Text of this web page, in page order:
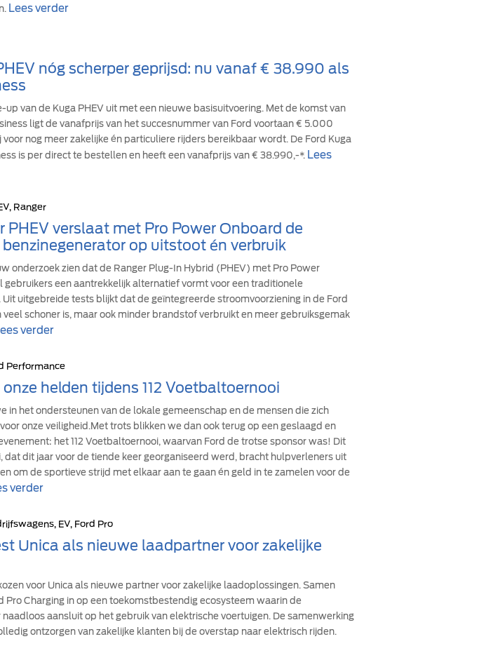
Lees verder
nóg scherper geprijsd: nu vanaf € 38.990 als
up van de Kuga PHEV uit met een nieuwe basisuitvoering. Met de komst van
ligt de vanafprijs van het succesnummer van Ford voortaan € 5.000
voor nog meer zakelijke én particuliere rijders bereikbaar wordt. De Ford Kuga
is per direct te bestellen en heeft een vanafprijs van € 38.990,-*. Lees
Ranger
PHEV verslaat met Pro Power Onboard de
op uitstoot én verbruik
onderzoek zien dat de Ranger Plug-In Hybrid (PHEV) met Pro Power
gebruikers een aantrekkelijk alternatief vormt voor een traditionele
Uit uitgebreide tests blijkt dat de geïntegreerde stroomvoorziening in de Ford
veel schoner is, maar ook minder brandstof verbruikt en meer gebruiksgemak
verder
Performance
helden tijdens 112 Voetbaltoernooi
in het ondersteunen van de lokale gemeenschap en de mensen die zich
onze veiligheid.Met trots blikken we dan ook terug op een geslaagd en
het 112 Voetbaltoernooi, waarvan Ford de trotse sponsor was! Dit
dat dit jaar voor de tiende keer georganiseerd werd, bracht hulpverleners uit
om de sportieve strijd met elkaar aan te gaan én geld in te zamelen voor de
verder
EV, Ford Pro
Unica als nieuwe laadpartner voor zakelijke
voor Unica als nieuwe partner voor zakelijke laadoplossingen. Samen
Pro Charging in op een toekomstbestendig ecosysteem waarin de
aansluit op het gebruik van elektrische voertuigen. De samenwerking
ontzorgen van zakelijke klanten bij de overstap naar elektrisch rijden.